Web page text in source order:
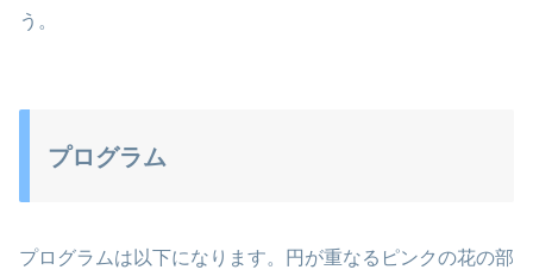
う。
プログラム
プログラムは以下になります。円が重なるピンクの花の部